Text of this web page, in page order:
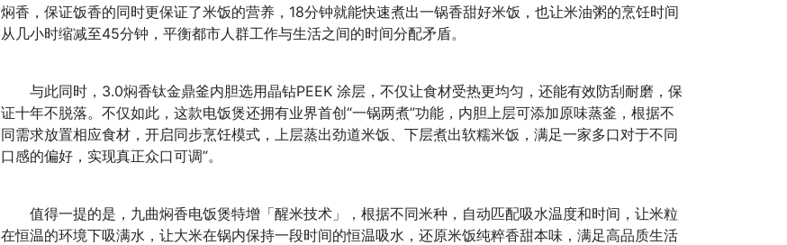
焖香，保证饭香的同时更保证了米饭的营养，18分钟就能快速煮出一锅香甜好米饭，也让米油粥的烹饪时间
从几小时缩减至45分钟，平衡都市人群工作与生活之间的时间分配矛盾。
与此同时，3.0焖香钛金鼎釜内胆选用晶钻PEEK 涂层，不仅让食材受热更均匀，还能有效防刮耐磨，保
证十年不脱落。不仅如此，这款电饭煲还拥有业界首创“一锅两煮”功能，内胆上层可添加原味蒸釜，根据不
同需求放置相应食材，开启同步烹饪模式，上层蒸出劲道米饭、下层煮出软糯米饭，满足一家多口对于不同
口感的偏好，实现真正众口可调”。
值得一提的是，九曲焖香电饭煲特增「醒米技术」，根据不同米种，自动匹配吸水温度和时间，让米粒
在恒温的环境下吸满水，让大米在锅内保持一段时间的恒温吸水，还原米饭纯粹香甜本味，满足高品质生活